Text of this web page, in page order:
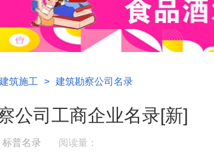
建筑施工 > 建筑勘察公司名录
公司工商企业名录[新]
标普名录 阅读量：